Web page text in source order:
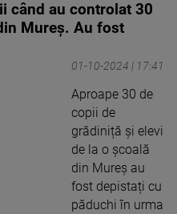
când au controlat 30
Mureș. Au fost
01-10-2024 | 17:41
Aproape 30 de
copii de
grădiniță și elevi
de la o școală
din Mureș au
fost depistați cu
păduchi în urma